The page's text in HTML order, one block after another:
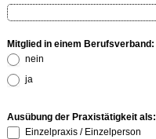
Mitglied in einem Berufsverband:
nein
ja
Ausübung der Praxistätigkeit als:
Einzelpraxis / Einzelperson